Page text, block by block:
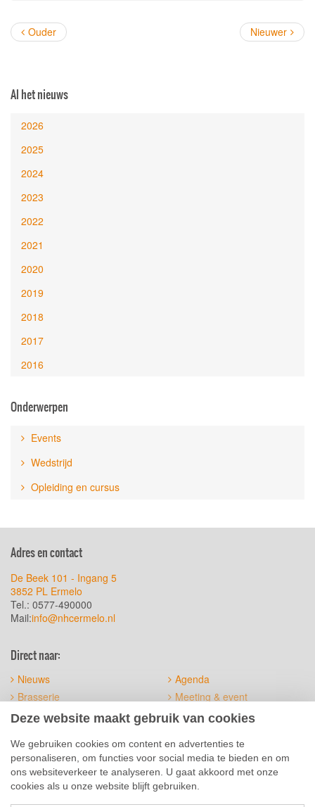
Ouder Nieuwer
Al het nieuws
2026
2025
2024
2023
2022
2021
2020
2019
2018
2017
2016
Onderwerpen
Events
Wedstrijd
Opleiding en cursus
Adres en contact
De Beek 101 - Ingang 5
3852 PL Ermelo
Tel.: 0577-490000
Mail:info@nhcermelo.nl
Direct naar:
Nieuws
Agenda
Brasserie
Meeting & event
Het terrein
Official suppliers
Social Media
Deze website maakt gebruik van cookies
We gebruiken cookies om content en advertenties te
personaliseren, om functies voor social media te bieden en om
ons websiteverkeer te analyseren. U gaat akkoord met onze
cookies als u onze website blijft gebruiken.